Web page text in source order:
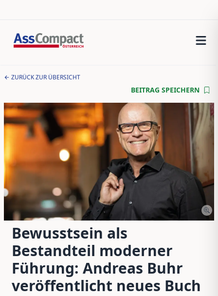
ZURÜCK ZUR ÜBERSICHT
BEITRAG SPEICHERN
Bewusstsein als
Bestandteil moderner
Führung: Andreas Buhr
veröffentlicht neues Buch